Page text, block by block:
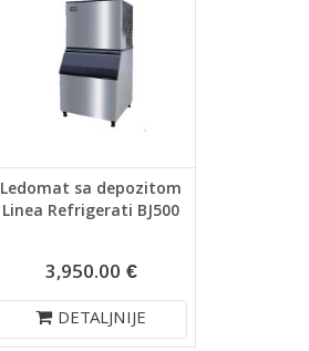
Ledomat sa depozitom
Linea Refrigerati BJ500
3,950.00 €
DETALJNIJE